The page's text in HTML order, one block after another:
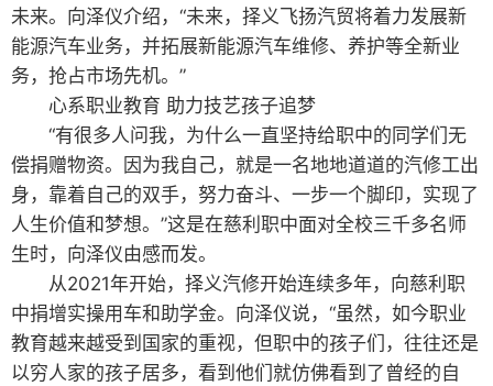
未来。向泽仪介绍，“未来，择义飞扬汽贸将着力发展新
能源汽车业务，并拓展新能源汽车维修、养护等全新业
务，抢占市场先机。”
心系职业教育 助力技艺孩子追梦
“有很多人问我，为什么一直坚持给职中的同学们无
偿捐赠物资。因为我自己，就是一名地地道道的汽修工出
身，靠着自己的双手，努力奋斗、一步一个脚印，实现了
人生价值和梦想。”这是在慈利职中面对全校三千多名师
生时，向泽仪由感而发。
从2021年开始，择义汽修开始连续多年，向慈利职
中捐增实操用车和助学金。向泽仪说，“虽然，如今职业
教育越来越受到国家的重视，但职中的孩子们，往往还是
以穷人家的孩子居多，看到他们就仿佛看到了曾经的自